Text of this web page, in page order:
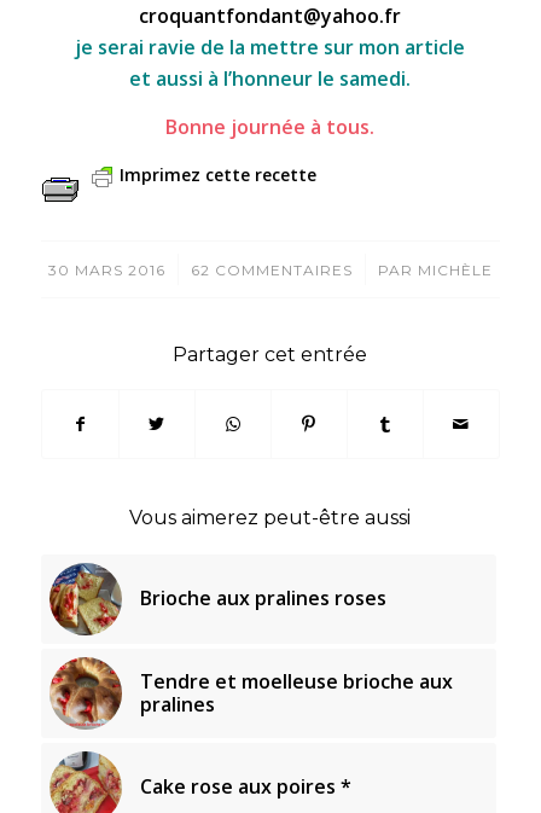
croquantfondant@yahoo.fr
je serai ravie de la mettre sur mon article
et aussi à l’honneur le samedi.
Bonne journée à tous.
Imprimez cette recette
30 MARS 2016
/ 62 COMMENTAIRES
/ PAR MICHÈLE
Partager cet entrée
Vous aimerez peut-être aussi
Brioche aux pralines roses
Tendre et moelleuse brioche aux
pralines
Cake rose aux poires *